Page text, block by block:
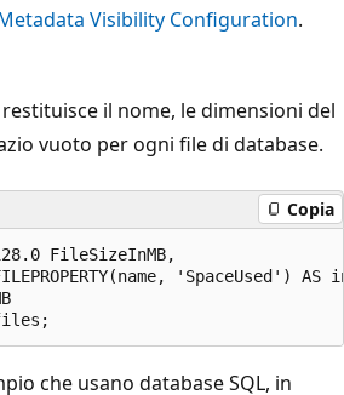
Visibility Configuration.
il nome, le dimensioni del
vuoto per ogni file di database.
Copia
FileSizeInMB,
'SpaceUsed')
che usano database SQL, in